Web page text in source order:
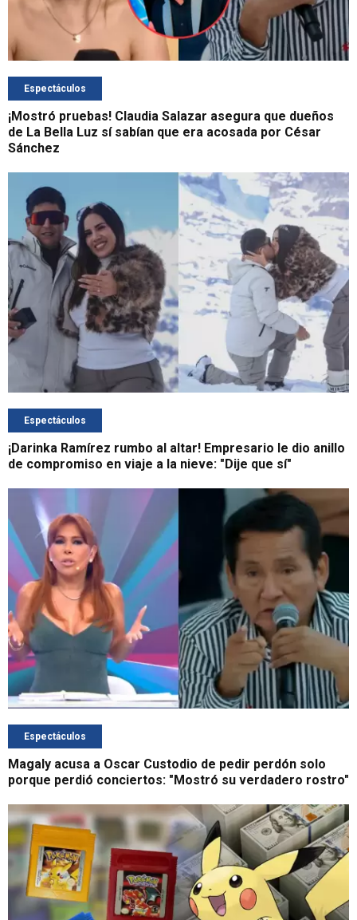
Espectáculos
¡Mostró pruebas! Claudia Salazar asegura que dueños
de La Bella Luz sí sabían que era acosada por César
Sánchez
Espectáculos
¡Darinka Ramírez rumbo al altar! Empresario le dio anillo
de compromiso en viaje a la nieve: "Dije que sí"
Espectáculos
Magaly acusa a Oscar Custodio de pedir perdón solo
porque perdió conciertos: "Mostró su verdadero rostro"